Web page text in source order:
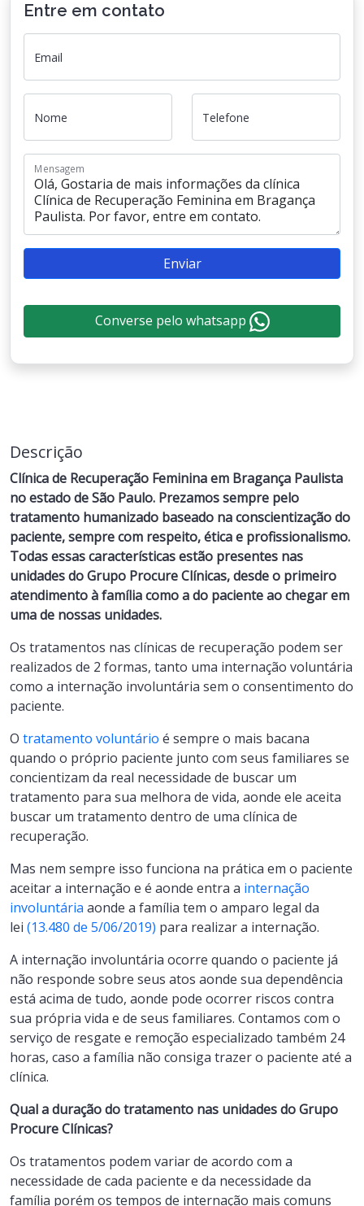
Entre em contato
Email
Nome Telefone
Mensagem
Enviar
Converse pelo whatsapp
Descrição
Clínica de Recuperação Feminina em Bragança Paulista
no estado de São Paulo. Prezamos sempre pelo
tratamento humanizado baseado na conscientização do
paciente, sempre com respeito, ética e profissionalismo.
Todas essas características estão presentes nas
unidades do Grupo Procure Clínicas, desde o primeiro
atendimento à família como a do paciente ao chegar em
uma de nossas unidades.
Os tratamentos nas clínicas de recuperação podem ser
realizados de 2 formas, tanto uma internação voluntária
como a internação involuntária sem o consentimento do
paciente.
O tratamento voluntário é sempre o mais bacana
quando o próprio paciente junto com seus familiares se
concientizam da real necessidade de buscar um
tratamento para sua melhora de vida, aonde ele aceita
buscar um tratamento dentro de uma clínica de
recuperação.
Mas nem sempre isso funciona na prática em o paciente
aceitar a internação e é aonde entra a internação
involuntária aonde a família tem o amparo legal da
lei (13.480 de 5/06/2019) para realizar a internação.
A internação involuntária ocorre quando o paciente já
não responde sobre seus atos aonde sua dependência
está acima de tudo, aonde pode ocorrer riscos contra
sua própria vida e de seus familiares. Contamos com o
serviço de resgate e remoção especializado também 24
horas, caso a família não consiga trazer o paciente até a
clínica.
Qual a duração do tratamento nas unidades do Grupo
Procure Clínicas?
Os tratamentos podem variar de acordo com a
necessidade de cada paciente e da necessidade da
família porém os tempos de internação mais comuns